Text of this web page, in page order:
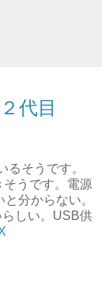
代目
るそうです。
うです。電源
分からない。
しい。USB供